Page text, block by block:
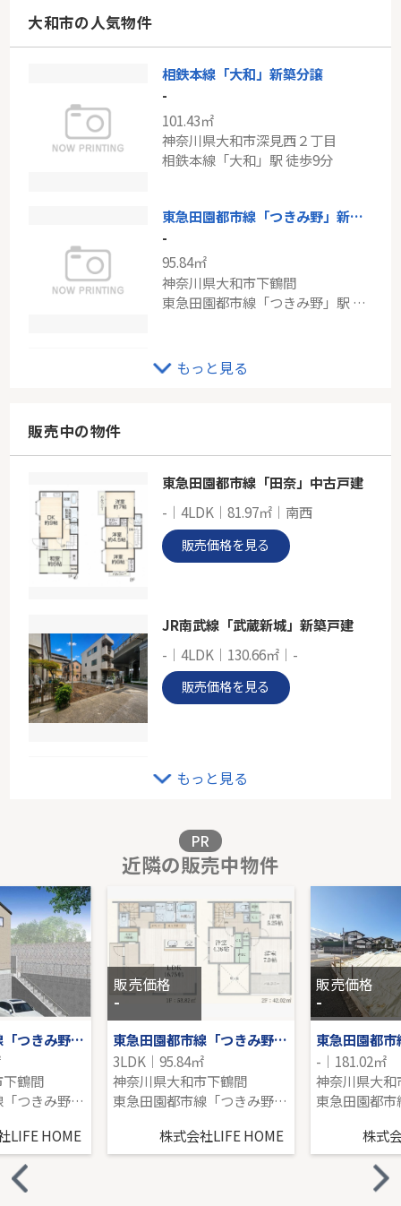
105.99㎡
東京都町田市能ヶ谷７丁目
大和市の人気物件
相鉄本線「大和」新築分譲
-
101.43㎡
神奈川県大和市深見西２丁目
相鉄本線「大和」駅 徒歩9分
東急田園都市線「つきみ野」新築分譲
-
95.84㎡
神奈川県大和市下鶴間
東急田園都市線「つきみ野」駅 徒歩11分
-
-
100.81㎡
神奈川県大和市福田
もっと見る
販売中の物件
東急田園都市線「田奈」中古戸建
-｜4LDK｜81.97㎡｜南西
販売価格を見る
JR南武線「武蔵新城」新築戸建
-｜4LDK｜130.66㎡｜-
販売価格を見る
販売価格を見る
東急田園都市線「鷺沼」新築分譲
-｜4LDK｜96.46㎡｜南西
販売価格を見る
もっと見る
PR
近隣の販売中物件
東急田園都市線「つきみ野」新築戸建
鶴間
東急田園都市線「つきみ野」駅 徒歩12分
LIFE HOME
販売価格
-
東急田園都市線「つきみ野」新築分譲
3LDK｜95.84㎡
神奈川県大和市下鶴間
東急田園都市線「つきみ野」駅 徒歩11分
株式会社LIFE HOME
販売価格
-
-｜181.02㎡
株式